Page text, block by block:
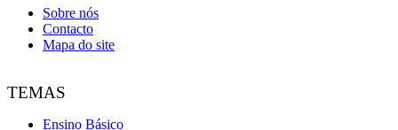
Sobre nós
Contacto
Mapa do site
TEMAS
Ensino Básico